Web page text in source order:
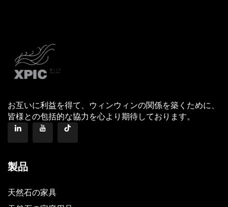
お互いに利益を得て、ウィンウィンの関係を築くために、
皆様との包括的な協力を心より期待しております。
製品
天然石の家具